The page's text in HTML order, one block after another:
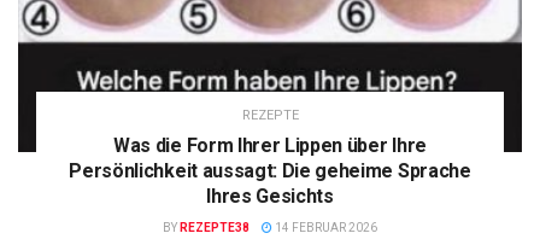
REZEPTE
Was die Form Ihrer Lippen über Ihre
Persönlichkeit aussagt: Die geheime Sprache
Ihres Gesichts
BY REZEPTE38 14 FEBRUAR 2026